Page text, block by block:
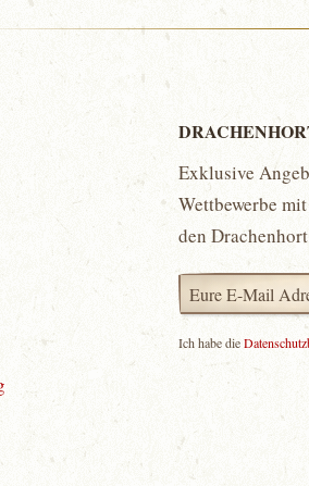
Exklusive
Wettbewerbe
den
Ich habe die